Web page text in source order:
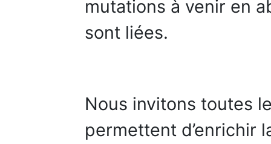
mutations à venir en
sont liées.
Nous invitons toutes
permettent d’enrichir